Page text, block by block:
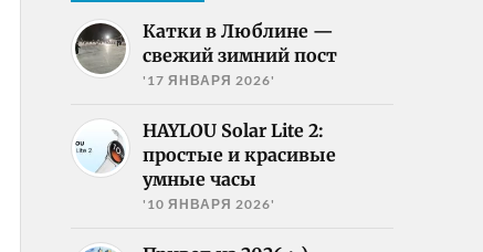
Катки в Люблине —
свежий зимний пост
'17 ЯНВАРЯ 2026'
HAYLOU Solar Lite 2:
простые и красивые
умные часы
'10 ЯНВАРЯ 2026'